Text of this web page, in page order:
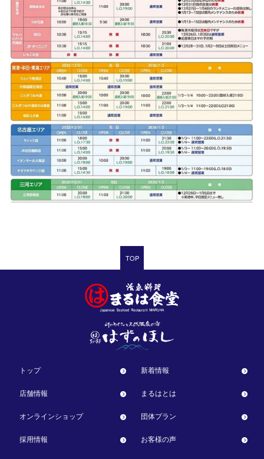
TOP
トップ 新着情報
店舗情報 まるはとは
オンラインショップ 団体プラン
採用情報 お客様の声